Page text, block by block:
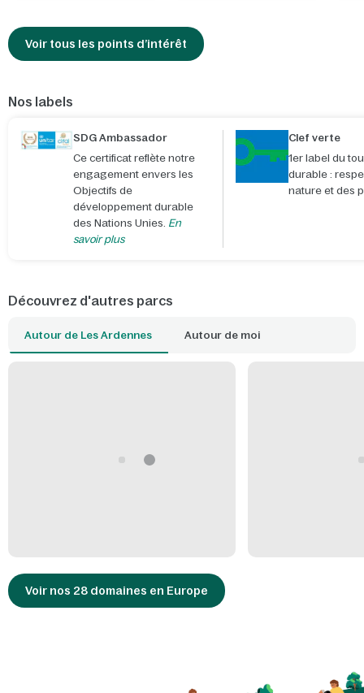
Voir tous les points d’intérêt
Nos labels
SDG Ambassador
Ce certificat reflète notre
engagement envers les
Objectifs de
développement durable
des Nations Unies. En
savoir plus
Clef verte
1er label du
durable :
nature et des
Découvrez d'autres parcs
Autour de Les Ardennes Autour de moi
Voir nos 28 domaines en Europe